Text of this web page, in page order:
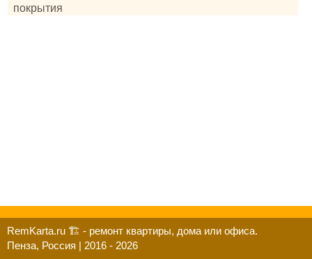
покрытия
RemKarta.ru 🏗️ - ремонт квартиры, дома или офиса.
Пенза, Россия | 2016 - 2026